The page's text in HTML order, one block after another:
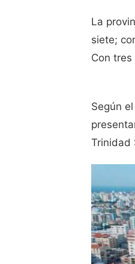
La
siete;
Con
Según
Trinidad